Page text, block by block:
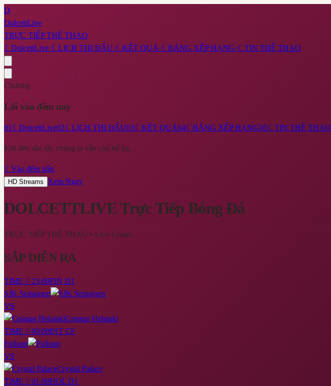
D
DolcettLive
TRỰC TIẾP THỂ THAO
☾ DolcettLive·☾ LỊCH THI ĐẤU·☾ KẾT QUẢ·☾ BẢNG XẾP HẠNG·☾ TIN THỂ THAO
Chương
Lối vào đêm nay
01☾ DolcettLive02☾ LỊCH THI ĐẤU03☾ KẾT QUẢ04☾ BẢNG XẾP HẠNG05☾ TIN THỂ THAO
Khi đèn sân tắt, chúng ta vẫn còn kể lại.
☾ Vào đêm trận
HD Streams Xem Ngay
DOLCETTLIVETrực Tiếp Bóng Đá
TRỰC TIẾP THỂ THAO • Live Center
SẮP DIỄN RA
TIME // 23:00FIN D1
SJK Seinajoen
VS
Gnistan Helsinki
TIME // 00:00INT CF
Fulham
VS
Crystal Palace
TIME // 01:00HOL D1